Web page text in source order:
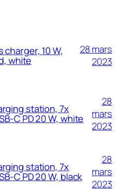
charger, 10 W,
white
28 mars
2023
station, 7x
C PD 20 W, white
28
mars
2023
station, 7x
C PD 20 W, black
28
mars
2023